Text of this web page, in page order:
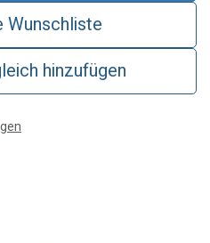
hinzufügen
Wunschliste